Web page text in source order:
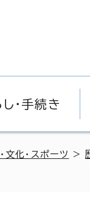
し・手続き
文化・スポーツ >